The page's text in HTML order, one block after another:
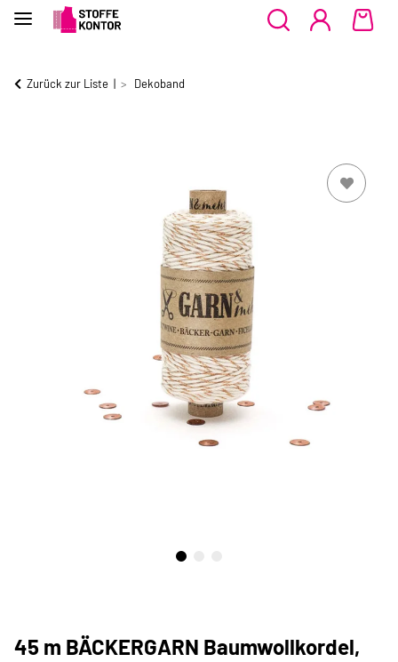
Zurück zur Liste Dekoband
45 m BÄCKERGARN Baumwollkordel,